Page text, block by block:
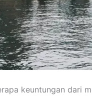
keuntungan dari